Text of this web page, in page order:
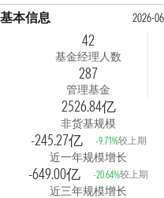
基本信息 2026-
42
基金经理人数
287
管理基金
2526.84亿
非货基规模
-245.27亿 -9.71%较上期
近一年规模增长
-649.00亿 -20.64%较上期
近三年规模增长